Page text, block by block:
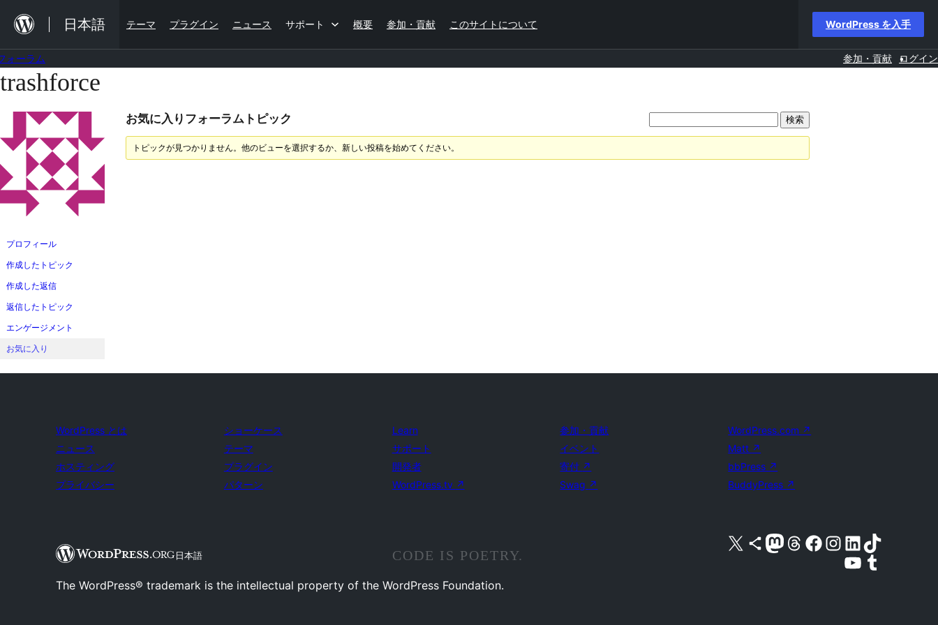
を
ス
キ
プ
日本語 テーマ プラグイン ニュース サポート 概要 参加・貢献 このサイトについて WordPress を入手
ォーラム 参加・貢献 ログイン
コ
ン
ツ
へ
ス
ッ
プ
trashforce
プロフィール
作成したトピック
作成した返信
返信したトピック
エンゲージメント
お気に入り
お気に入りフォーラムトピック
トピックが見つかりません。他のビューを選択するか、新しい投稿を始めてください。
WordPress とは
ニュース
ホスティング
プライバシー
ショーケース
テーマ
プラグイン
パターン
Learn
サポート
開発者
WordPress.tv ↗
参加・貢献
イベント
寄付 ↗
Swag ↗
WordPress.com ↗
Matt ↗
bbPress ↗
BuddyPress ↗
日本語
X (旧 Twitter) アカウントへ Bluesky アカウントへ Mastodon アカウントへ Threads アカウントへ Facebook ページへ Instagram アカウントへ LinkedIn アカウントへTikTok アカウントへ
YouTube チャンネルへ Tumblr アカウントへ
CODE IS POETRY.
The WordPress® trademark is the intellectual property of the WordPress Foundation.